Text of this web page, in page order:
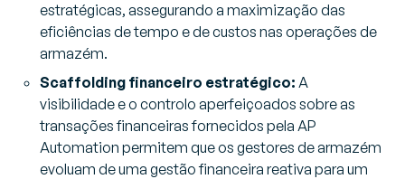
estratégicas, assegurando a maximização das
eficiências de tempo e de custos nas operações de
armazém.
Scaffolding financeiro estratégico: A
visibilidade e o controlo aperfeiçoados sobre as
transações financeiras fornecidos pela AP
Automation permitem que os gestores de armazém
evoluam de uma gestão financeira reativa para um